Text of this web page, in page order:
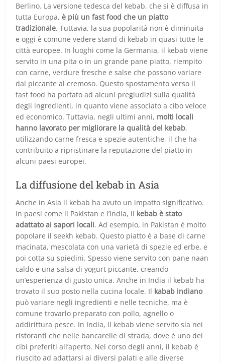
Berlino. La versione tedesca del kebab, che si è diffusa in
tutta Europa,è più un fast food che un piatto
tradizionale. Tuttavia, la sua popolarità non è diminuita
e oggi è comune vedere stand di kebab in quasi tutte le
città europee. In luoghi come la Germania, il kebab viene
servito in una pita o in un grande pane piatto, riempito
con carne, verdure fresche e salse che possono variare
dal piccante al cremoso. Questo spostamento verso il
fast food ha portato ad alcuni pregiudizi sulla qualità
degli ingredienti, in quanto viene associato a cibo veloce
ed economico. Tuttavia, negli ultimi anni, molti locali
hanno lavorato per migliorare la qualità del kebab,
utilizzando carne fresca e spezie autentiche, il che ha
contribuito a ripristinare la reputazione del piatto in
alcuni paesi europei.
La diffusione del kebab in Asia
Anche in Asia il kebab ha avuto un impatto significativo.
In paesi come il Pakistan e l’India, il kebab è stato
adattato ai sapori locali. Ad esempio, in Pakistan è molto
popolare il seekh kebab. Questo piatto è a base di carne
macinata, mescolata con una varietà di spezie ed erbe, e
poi cotta su spiedini. Spesso viene servito con pane naan
caldo e una salsa di yogurt piccante, creando
un’esperienza di gusto unica. Anche in India il kebab ha
trovato il suo posto nella cucina locale. Il kabab indiano
può variare negli ingredienti e nelle tecniche, ma è
comune trovarlo preparato con pollo, agnello o
addirittura pesce. In India, il kebab viene servito sia nei
ristoranti che nelle bancarelle di strada, dove è uno dei
cibi preferiti all’aperto. Nel corso degli anni, il kebab è
riuscito ad adattarsi ai diversi palati e alle diverse